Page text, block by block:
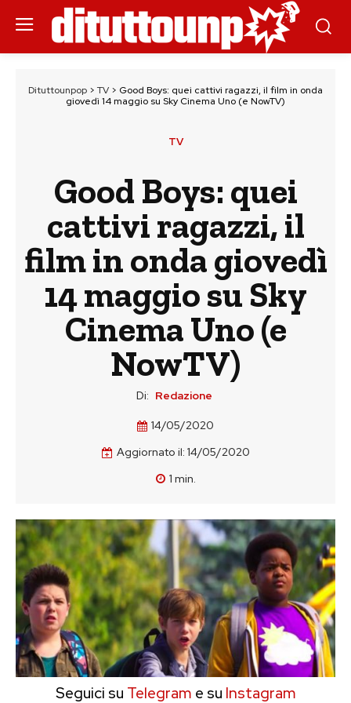
Dituttounpop > TV > Good Boys: quei cattivi ragazzi, il film in onda
giovedì 14 maggio su Sky Cinema Uno (e NowTV)
TV
Good Boys: quei
cattivi ragazzi, il
film in onda giovedì
14 maggio su Sky
Cinema Uno (e
NowTV)
Di: Redazione
14/05/2020
Aggiornato il: 14/05/2020
1 min.
Seguici su Telegram e su Instagram